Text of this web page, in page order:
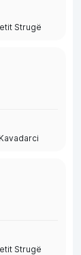
Strugë
Strugë